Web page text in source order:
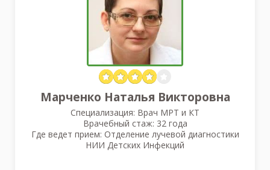
Марченко Наталья Викторовна
Специализация: Врач МРТ и КТ
Врачебный стаж: 32 года
Где ведет прием: Отделение лучевой диагностики
НИИ Детских Инфекций